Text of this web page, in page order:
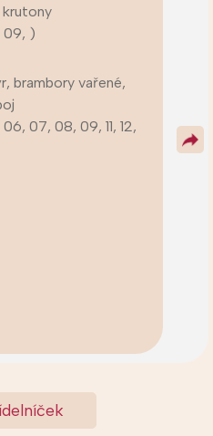
krutony
09, )
brambory vařené,
07, 08, 09, 11, 12,